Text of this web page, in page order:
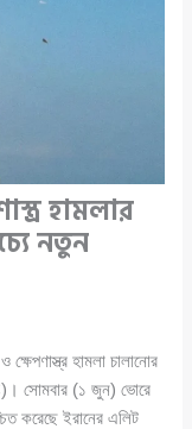
হামলার
নতুন
হামলা চালানোর
সোমবার (১ জুন) ভোরে
করেছে ইরানের এলিট